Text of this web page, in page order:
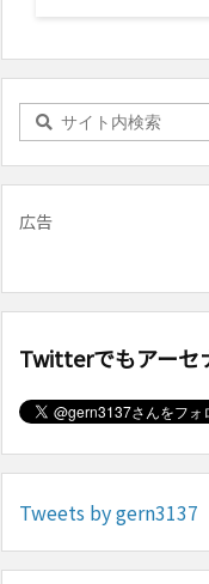
広告
Twitterでもアーセ
Tweets by gern3137